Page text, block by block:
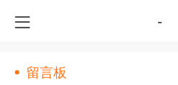
-
留言板